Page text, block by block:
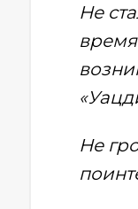
Не
Не